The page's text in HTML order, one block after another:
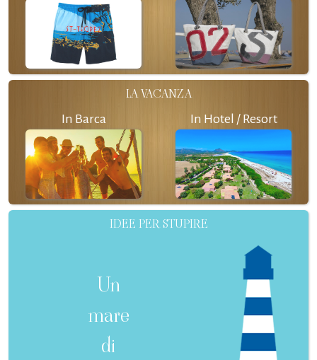
LA VACANZA
In Barca In Hotel / Resort
IDEE PER STUPIRE
Un
mare
di